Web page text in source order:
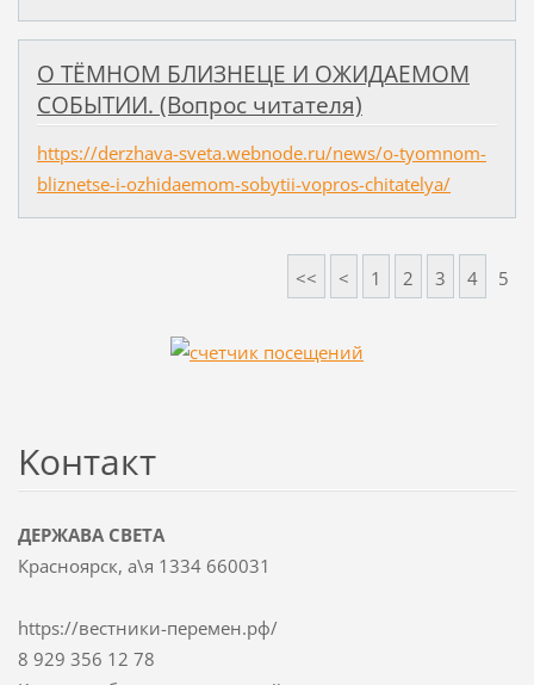
О ТЁМНОМ БЛИЗНЕЦЕ И ОЖИДАЕМОМ
СОБЫТИИ. (Вопрос читателя)
https://derzhava-sveta.webnode.ru/news/o-tyomnom-
bliznetse-i-ozhidaemom-sobytii-vopros-chitatelya/
<< < 1 2 3 4 5
Koнтакт
ДЕРЖАВА СВЕТА
Красноярск, а\я 1334 660031
https://вестники-перемен.рф/
8 929 356 12 78